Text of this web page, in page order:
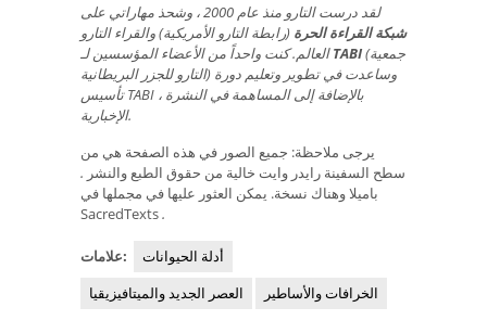
لقد درست التارو منذ عام 2000 ، وشحذ مهاراتي على
شبكة القراءة الحرة (رابطة التارو الأمريكية) والقراء التارو
العالم.كنت واحداً من الأعضاء المؤسسين لـTABI(جمعية
التارو للجزر البريطانية) وساعدت في تطوير وتعليم دورة
تأسيس TABI ، بالإضافة إلى المساهمة في النشرة
الإخبارية.
يرجى ملاحظة: جميع الصور في هذه الصفحة هي من
سطح السفينة رايدر وايت خالية من حقوق الطبع والنشر .
باميلا وهناك نسخة. يمكن العثور عليها في مجملها في
SacredTexts.
علامات:
أدلة الحيوانات
العصر الجديد والميتافيزيقيا
الخرافات والأساطير